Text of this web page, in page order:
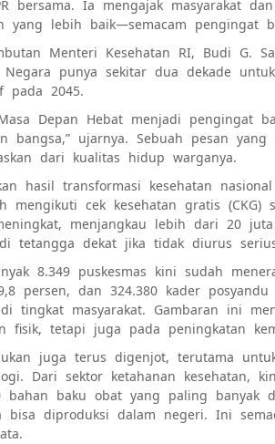
bersama. Ia mengajak masyarakat
yang lebih baik—semacam
Menteri Kesehatan RI, Budi G.
punya sekitar dua dekade
pada 2045.
Depan Hebat menjadi pengingat
bangsa,” ujarnya. Sebuah pesan
dari kualitas hidup warganya.
hasil transformasi kesehatan
cek kesehatan gratis (CKG)
menjangkau lebih dari 20
tetangga dekat jika tidak diurus
8.349 puskesmas kini sudah
persen, dan 324.380 kader
tingkat masyarakat. Gambaran ini
fisik, tetapi juga pada peningkatan
juga terus digenjot, terutama
Dari sektor ketahanan kesehatan,
baku obat yang paling banyak
bisa diproduksi dalam negeri. Ini